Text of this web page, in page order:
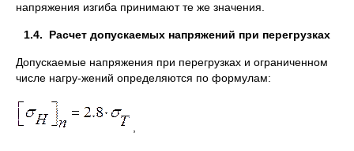
напряжения изгиба принимают те же значения.
1.4. Расчет допускаемых напряжений при перегрузках
Допускаемые напряжения при перегрузках и ограниченном
числе нагру-жений определяются по формулам: